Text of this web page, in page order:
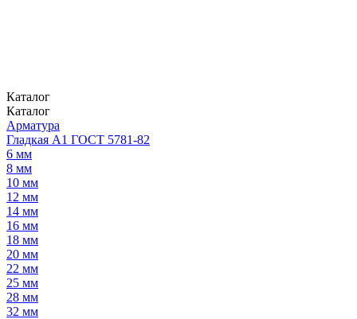
Каталог
Каталог
Арматура
Гладкая А1 ГОСТ 5781-82
6 мм
8 мм
10 мм
12 мм
14 мм
16 мм
18 мм
20 мм
22 мм
25 мм
28 мм
32 мм